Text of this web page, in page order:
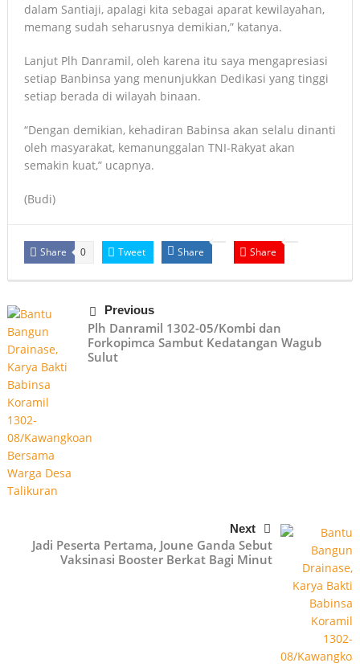
dalam Santiaji, apalagi kita sebagai aparat kewilayahan,
memang sudah seharusnya demikian,” katanya.
Lanjut Plh Danramil, oleh karena itu saya mengapresiasi
setiap Banbinsa yang menunjukkan Dedikasi yang tinggi
setiap berada di wilayah binaan.
“Dengan demikian, kehadiran Babinsa akan selalu dinanti
oleh masyarakat, kemanunggalan TNI-Rakyat akan
semakin kuat,” ucapnya.
(Budi)
Share 0 Tweet Share Share
Previous
Plh Danramil 1302-05/Kombi dan
Forkopimca Sambut Kedatangan Wagub
Sulut
Next
Jadi Peserta Pertama, Joune Ganda Sebut
Vaksinasi Booster Berkat Bagi Minut